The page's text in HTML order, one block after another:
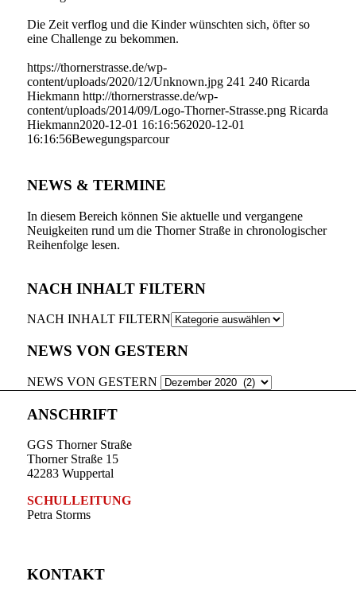
Die Zeit verflog und die Kinder wünschten sich, öfter so
eine Challenge zu bekommen.
https://thornerstrasse.de/wp-
content/uploads/2020/12/Unknown.jpg 241 240 Ricarda
Hiekmann http://thornerstrasse.de/wp-
content/uploads/2014/09/Logo-Thorner-Strasse.png Ricarda
Hiekmann2020-12-01 16:16:562020-12-01
16:16:56Bewegungsparcour
NEWS & TERMINE
In diesem Bereich können Sie aktuelle und vergangene
Neuigkeiten rund um die Thorner Straße in chronologischer
Reihenfolge lesen.
NACH INHALT FILTERN
NACH INHALT FILTERN
NEWS VON GESTERN
NEWS VON GESTERN
ANSCHRIFT
GGS Thorner Straße
Thorner Straße 15
42283 Wuppertal
SCHULLEITUNG
Petra Storms
KONTAKT